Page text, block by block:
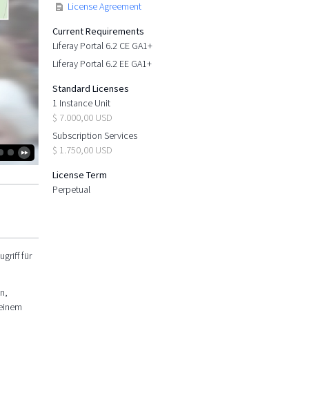
License Agreement
Current Requirements
Liferay Portal 6.2 CE GA1+
Liferay Portal 6.2 EE GA1+
Standard Licenses
1 Instance Unit
$ 7.000,00 USD
Subscription Services
$ 1.750,00 USD
License Term
Perpetual
für